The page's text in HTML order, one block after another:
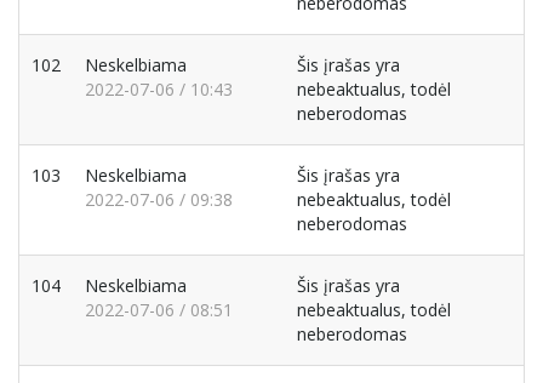
102
Neskelbiama
2022-07-06 / 10:43
Šis įrašas yra
nebeaktualus, todėl
neberodomas
103
Neskelbiama
2022-07-06 / 09:38
Šis įrašas yra
nebeaktualus, todėl
neberodomas
104
Neskelbiama
2022-07-06 / 08:51
Šis įrašas yra
nebeaktualus, todėl
neberodomas